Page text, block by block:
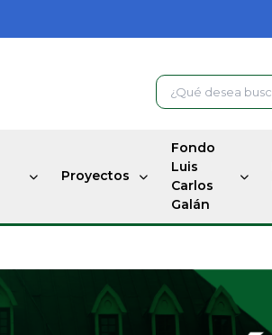
Proyectos
Fondo
Luis
Carlos
Galán